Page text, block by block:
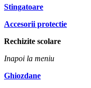
Stingatoare
Accesorii protectie
Rechizite scolare
Inapoi la meniu
Ghiozdane